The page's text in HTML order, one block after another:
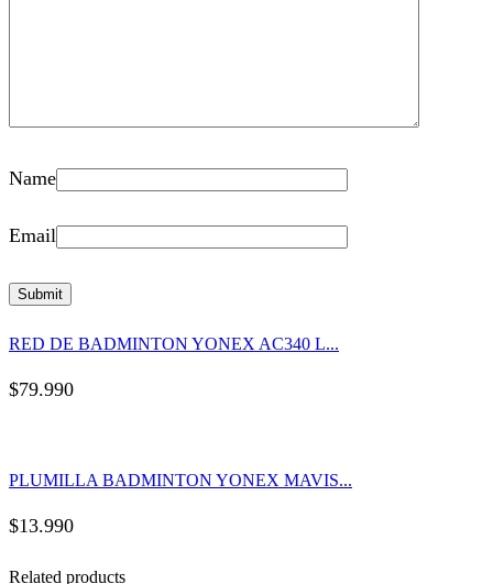
Name
Email
RED DE BADMINTON YONEX AC340 L...
$79.990
PLUMILLA BADMINTON YONEX MAVIS...
$13.990
Related products